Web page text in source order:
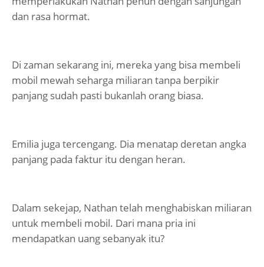
dan rasa hormat.
Di zaman sekarang ini, mereka yang bisa membeli
mobil mewah seharga miliaran tanpa berpikir
panjang sudah pasti bukanlah orang biasa.
Emilia juga tercengang. Dia menatap deretan angka
panjang pada faktur itu dengan heran.
Dalam sekejap, Nathan telah menghabiskan miliaran
untuk membeli mobil. Dari mana pria ini
mendapatkan uang sebanyak itu?